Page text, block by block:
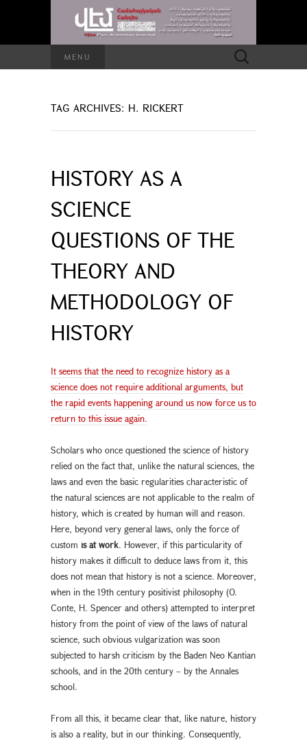
MENU
Search
for:
TAG ARCHIVES: H. RICKERT
HISTORY AS A
SCIENCE
QUESTIONS OF THE
THEORY AND
METHODOLOGY OF
HISTORY
It seems that the need to recognize history as a
science does not require additional arguments, but
the rapid events happening around us now force us to
return to this issue again.
Scholars who once questioned the science of history
relied on the fact that, unlike the natural sciences, the
laws and even the basic regularities characteristic of
the natural sciences are not applicable to the realm of
history, which is created by human will and reason.
Here, beyond very general laws, only the force of
custom is at work. However, if this particularity of
history makes it difficult to deduce laws from it, this
does not mean that history is not a science. Moreover,
when in the 19th century positivist philosophy (O.
Conte, H. Spencer and others) attempted to interpret
history from the point of view of the laws of natural
science, such obvious vulgarization was soon
subjected to harsh criticism by the Baden Neo Kantian
schools, and in the 20th century – by the Annales
school.
From all this, it became clear that, like nature, history
is also a reality, but in our thinking. Consequently,